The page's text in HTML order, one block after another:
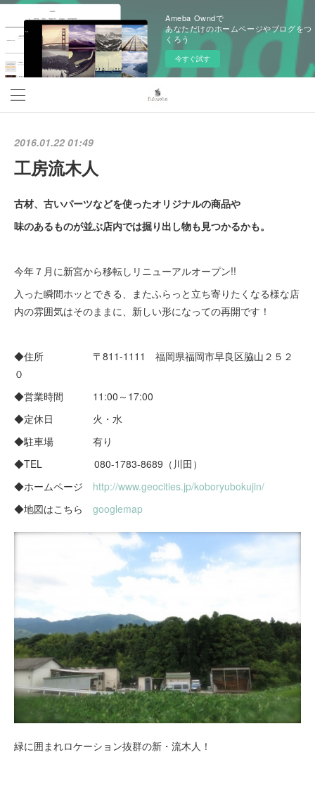
Ameba Owndで
あなただけのホームページやブログをつ
くろう
今すぐ試す
2016.01.22 01:49
工房流木人
古材、古いパーツなどを使ったオリジナルの商品や
味のあるものが並ぶ店内では掘り出し物も見つかるかも。
今年７月に新宮から移転しリニューアルオープン!!
入った瞬間ホッとできる、またふらっと立ち寄りたくなる様な店
内の雰囲気はそのままに、新しい形になっての再開です！
◆住所 〒811-1111 福岡県福岡市早良区脇山２５２
０
◆営業時間 11:00～17:00
◆定休日 火・水
◆駐車場 有り
◆TEL 080-1783-8689（川田）
◆ホームページ http://www.geocities.jp/koboryubokujin/
◆地図はこちら googlemap
緑に囲まれロケーション抜群の新・流木人！